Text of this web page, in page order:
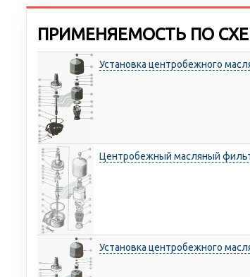
ПРИМЕНЯЕМОСТЬ ПО
Установка центробежного
Центробежный масляный
Установка центробежного